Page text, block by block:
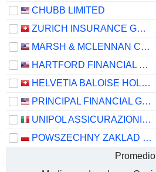
CHUBB LIMITED
ZURICH INSURANCE GROUP LTD
MARSH & MCLENNAN COMPANIES
HARTFORD FINANCIAL SERVICES GROUP (THE), INC.
HELVETIA BALOISE HOLDING AG
PRINCIPAL FINANCIAL GROUP, INC.
UNIPOL ASSICURAZIONI S.P.A.
POWSZECHNY ZAKLAD UBEZPIECZE? SPÓLKA AKCYJNA
Promedio